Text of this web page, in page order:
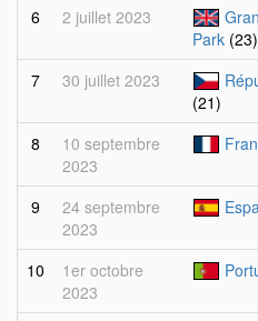
6
2 juillet 2023
Park (23)
7
30 juillet 2023
(21)
8
10 septembre
2023
9
24 septembre
2023
10
1er octobre
2023